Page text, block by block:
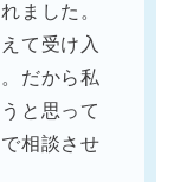
ました。
て受け入
だから私
と思って
相談させ